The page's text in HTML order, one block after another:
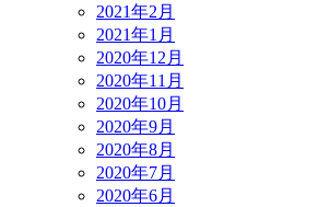
2021年2月
2021年1月
2020年12月
2020年11月
2020年10月
2020年9月
2020年8月
2020年7月
2020年6月